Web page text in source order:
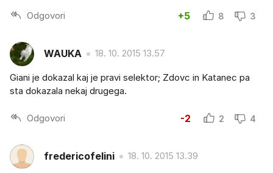
Odgovori +5 8 3
WAUKA 18. 10. 2015 13.57
Giani je dokazal kaj je pravi selektor; Zdovc in Katanec pa
sta dokazala nekaj drugega.
Odgovori -2 2 4
fredericofelini 18. 10. 2015 13.39